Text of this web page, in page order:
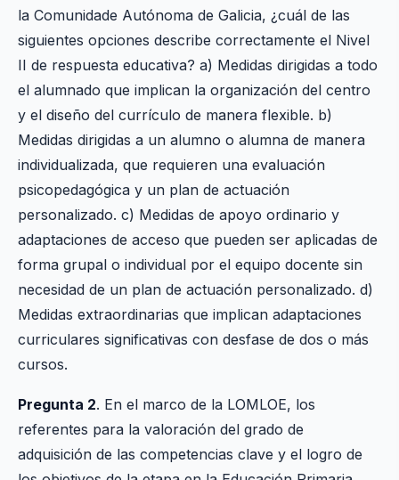
la Comunidade Autónoma de Galicia, ¿cuál de las
siguientes opciones describe correctamente el Nivel
II de respuesta educativa? a) Medidas dirigidas a todo
el alumnado que implican la organización del centro
y el diseño del currículo de manera flexible. b)
Medidas dirigidas a un alumno o alumna de manera
individualizada, que requieren una evaluación
psicopedagógica y un plan de actuación
personalizado. c) Medidas de apoyo ordinario y
adaptaciones de acceso que pueden ser aplicadas de
forma grupal o individual por el equipo docente sin
necesidad de un plan de actuación personalizado. d)
Medidas extraordinarias que implican adaptaciones
curriculares significativas con desfase de dos o más
cursos.
Pregunta 2. En el marco de la LOMLOE, los
referentes para la valoración del grado de
adquisición de las competencias clave y el logro de